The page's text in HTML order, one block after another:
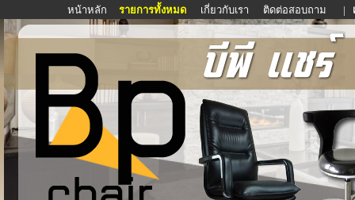
หน้าหลัก รายการทั้งหมด เกี่ยวกับเรา ติดต่อสอบถาม |